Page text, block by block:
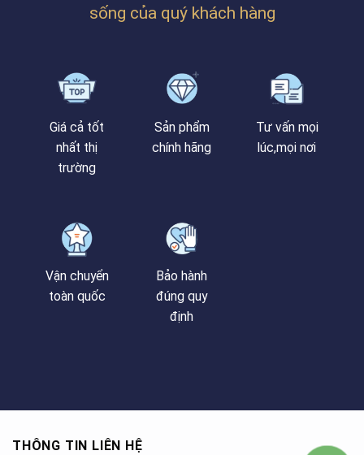
VÀNH
sống của quý khách hàng
Giá cả tốt
nhất thị
trường
Sản phẩm
chính hãng
Tư vấn mọi
lúc,mọi nơi
Vận chuyển
toàn quốc
Bảo hành
đúng quy
định
THÔNG TIN LIÊN HỆ